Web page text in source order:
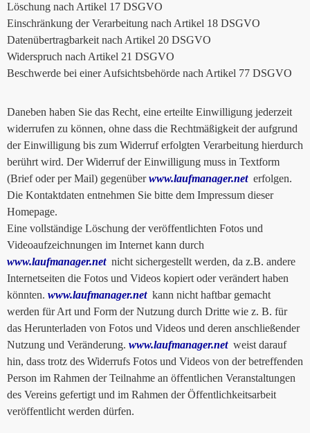
Löschung nach Artikel 17 DSGVO
Einschränkung der Verarbeitung nach Artikel 18 DSGVO
Datenübertragbarkeit nach Artikel 20 DSGVO
Widerspruch nach Artikel 21 DSGVO
Beschwerde bei einer Aufsichtsbehörde nach Artikel 77 DSGVO
Daneben haben Sie das Recht, eine erteilte Einwilligung jederzeit
widerrufen zu können, ohne dass die Rechtmäßigkeit der aufgrund
der Einwilligung bis zum Widerruf erfolgten Verarbeitung hierdurch
berührt wird. Der Widerruf der Einwilligung muss in Textform
(Brief oder per Mail) gegenüberwww.laufmanager.neterfolgen.
Die Kontaktdaten entnehmen Sie bitte dem Impressum dieser
Homepage.
Eine vollständige Löschung der veröffentlichten Fotos und
Videoaufzeichnungen im Internet kann durch
www.laufmanager.netnicht sichergestellt werden, da z.B. andere
Internetseiten die Fotos und Videos kopiert oder verändert haben
könnten. www.laufmanager.netkann nicht haftbar gemacht
werden für Art und Form der Nutzung durch Dritte wie z. B. für
das Herunterladen von Fotos und Videos und deren anschließender
Nutzung und Veränderung. www.laufmanager.netweist darauf
hin, dass trotz des Widerrufs Fotos und Videos von der betreffenden
Person im Rahmen der Teilnahme an öffentlichen Veranstaltungen
des Vereins gefertigt und im Rahmen der Öffentlichkeitsarbeit
veröffentlicht werden dürfen.